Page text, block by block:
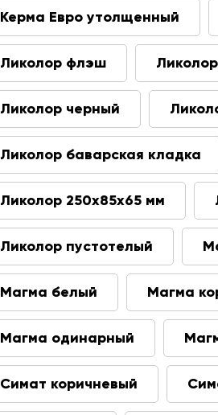
Керма Евро утолщенный
Ликолор флэш
Ликолор черный
Ликолор баварская кладка
Ликолор 250х85х65 мм
Ликолор пустотелый
Магма белый Магма
Магма одинарный
Симат коричневый